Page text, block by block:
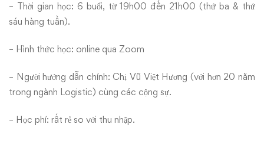
– Thời gian học: 6 buổi, từ 19h00 đến 21h00 (thứ ba & thứ
sáu hàng tuần).
– Hình thức học: online qua Zoom
– Người hướng dẫn chính: Chị Vũ Việt Hương (với hơn 20 năm
trong ngành Logistic) cùng các cộng sự.
– Học phí: rất rẻ so với thu nhập.